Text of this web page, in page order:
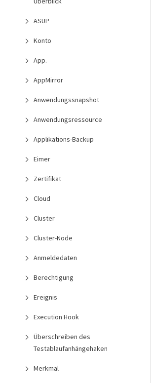
ASUP
Konto
App.
AppMirror
Anwendungssnapshot
Anwendungsressource
Applikations-Backup
Eimer
Zertifikat
Cloud
Cluster
Cluster-Node
Anmeldedaten
Berechtigung
Ereignis
Execution Hook
Überschreiben des
Testablaufanhängehaken
Merkmal